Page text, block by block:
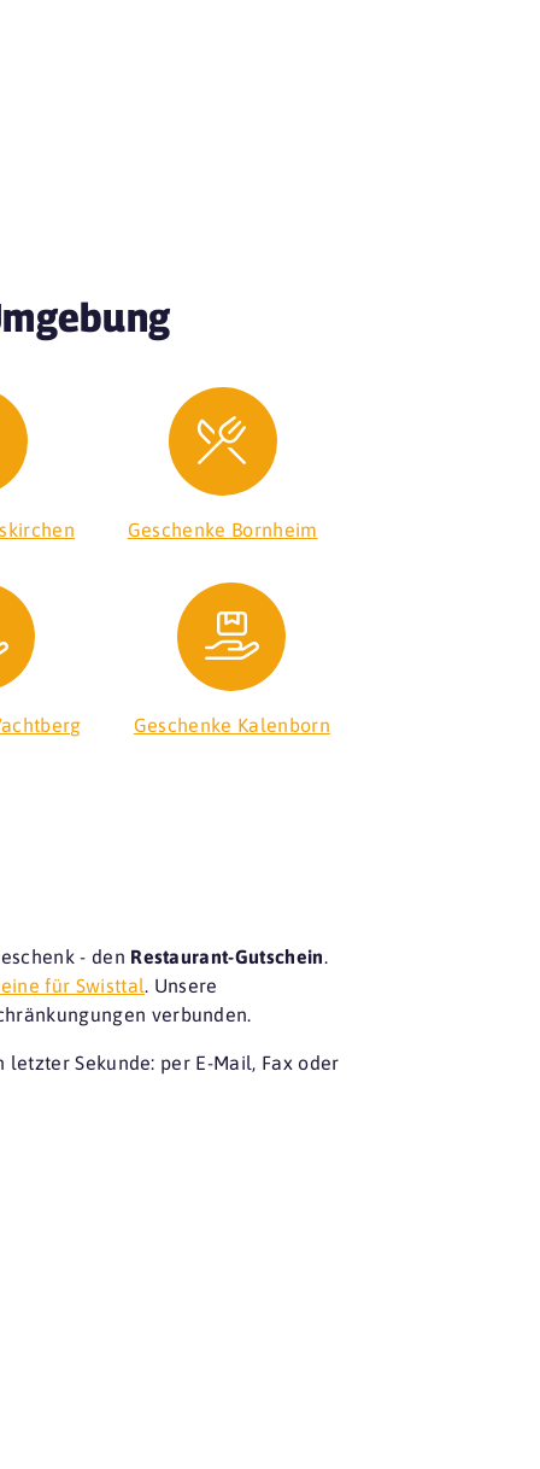
Geschenke Bornheim
Geschenke Kalenborn
- den Restaurant-Gutschein
für Swisttal
. Unsere
verbunden.
letzter Sekunde: per E-Mail, Fax oder